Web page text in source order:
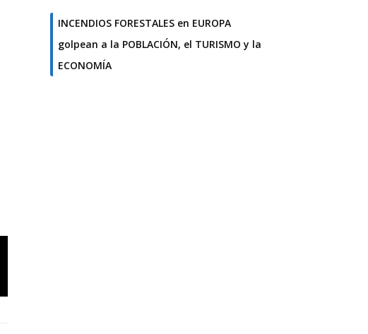
INCENDIOS FORESTALES en EUROPA
golpean a la POBLACIÓN, el TURISMO y la
ECONOMÍA